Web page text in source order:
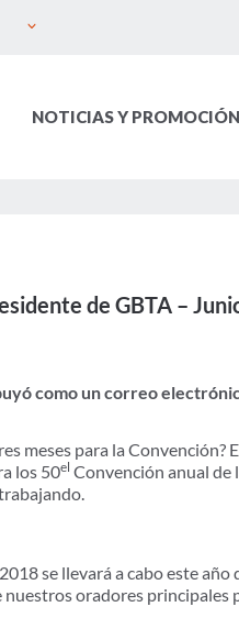
NOTICIAS Y PROMOCIÓN
de GBTA –
como un correo
meses para la
los 50el Convención anual de
se llevará a cabo este
oradores principales